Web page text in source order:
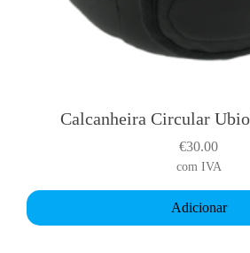
Calcanheira Circular
€30.00
com IVA
Adicionar